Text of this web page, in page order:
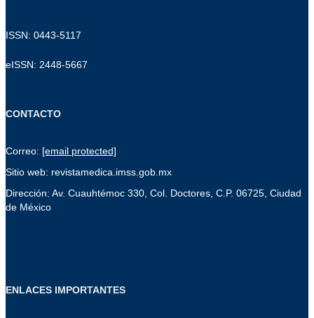
ISSN: 0443-5117
eISSN: 2448-5667
CONTACTO
Correo: [email protected]
Sitio web: revistamedica.imss.gob.mx
Dirección: Av. Cuauhtémoc 330, Col. Doctores, C.P. 06725, Ciudad
de México
ENLACES IMPORTANTES